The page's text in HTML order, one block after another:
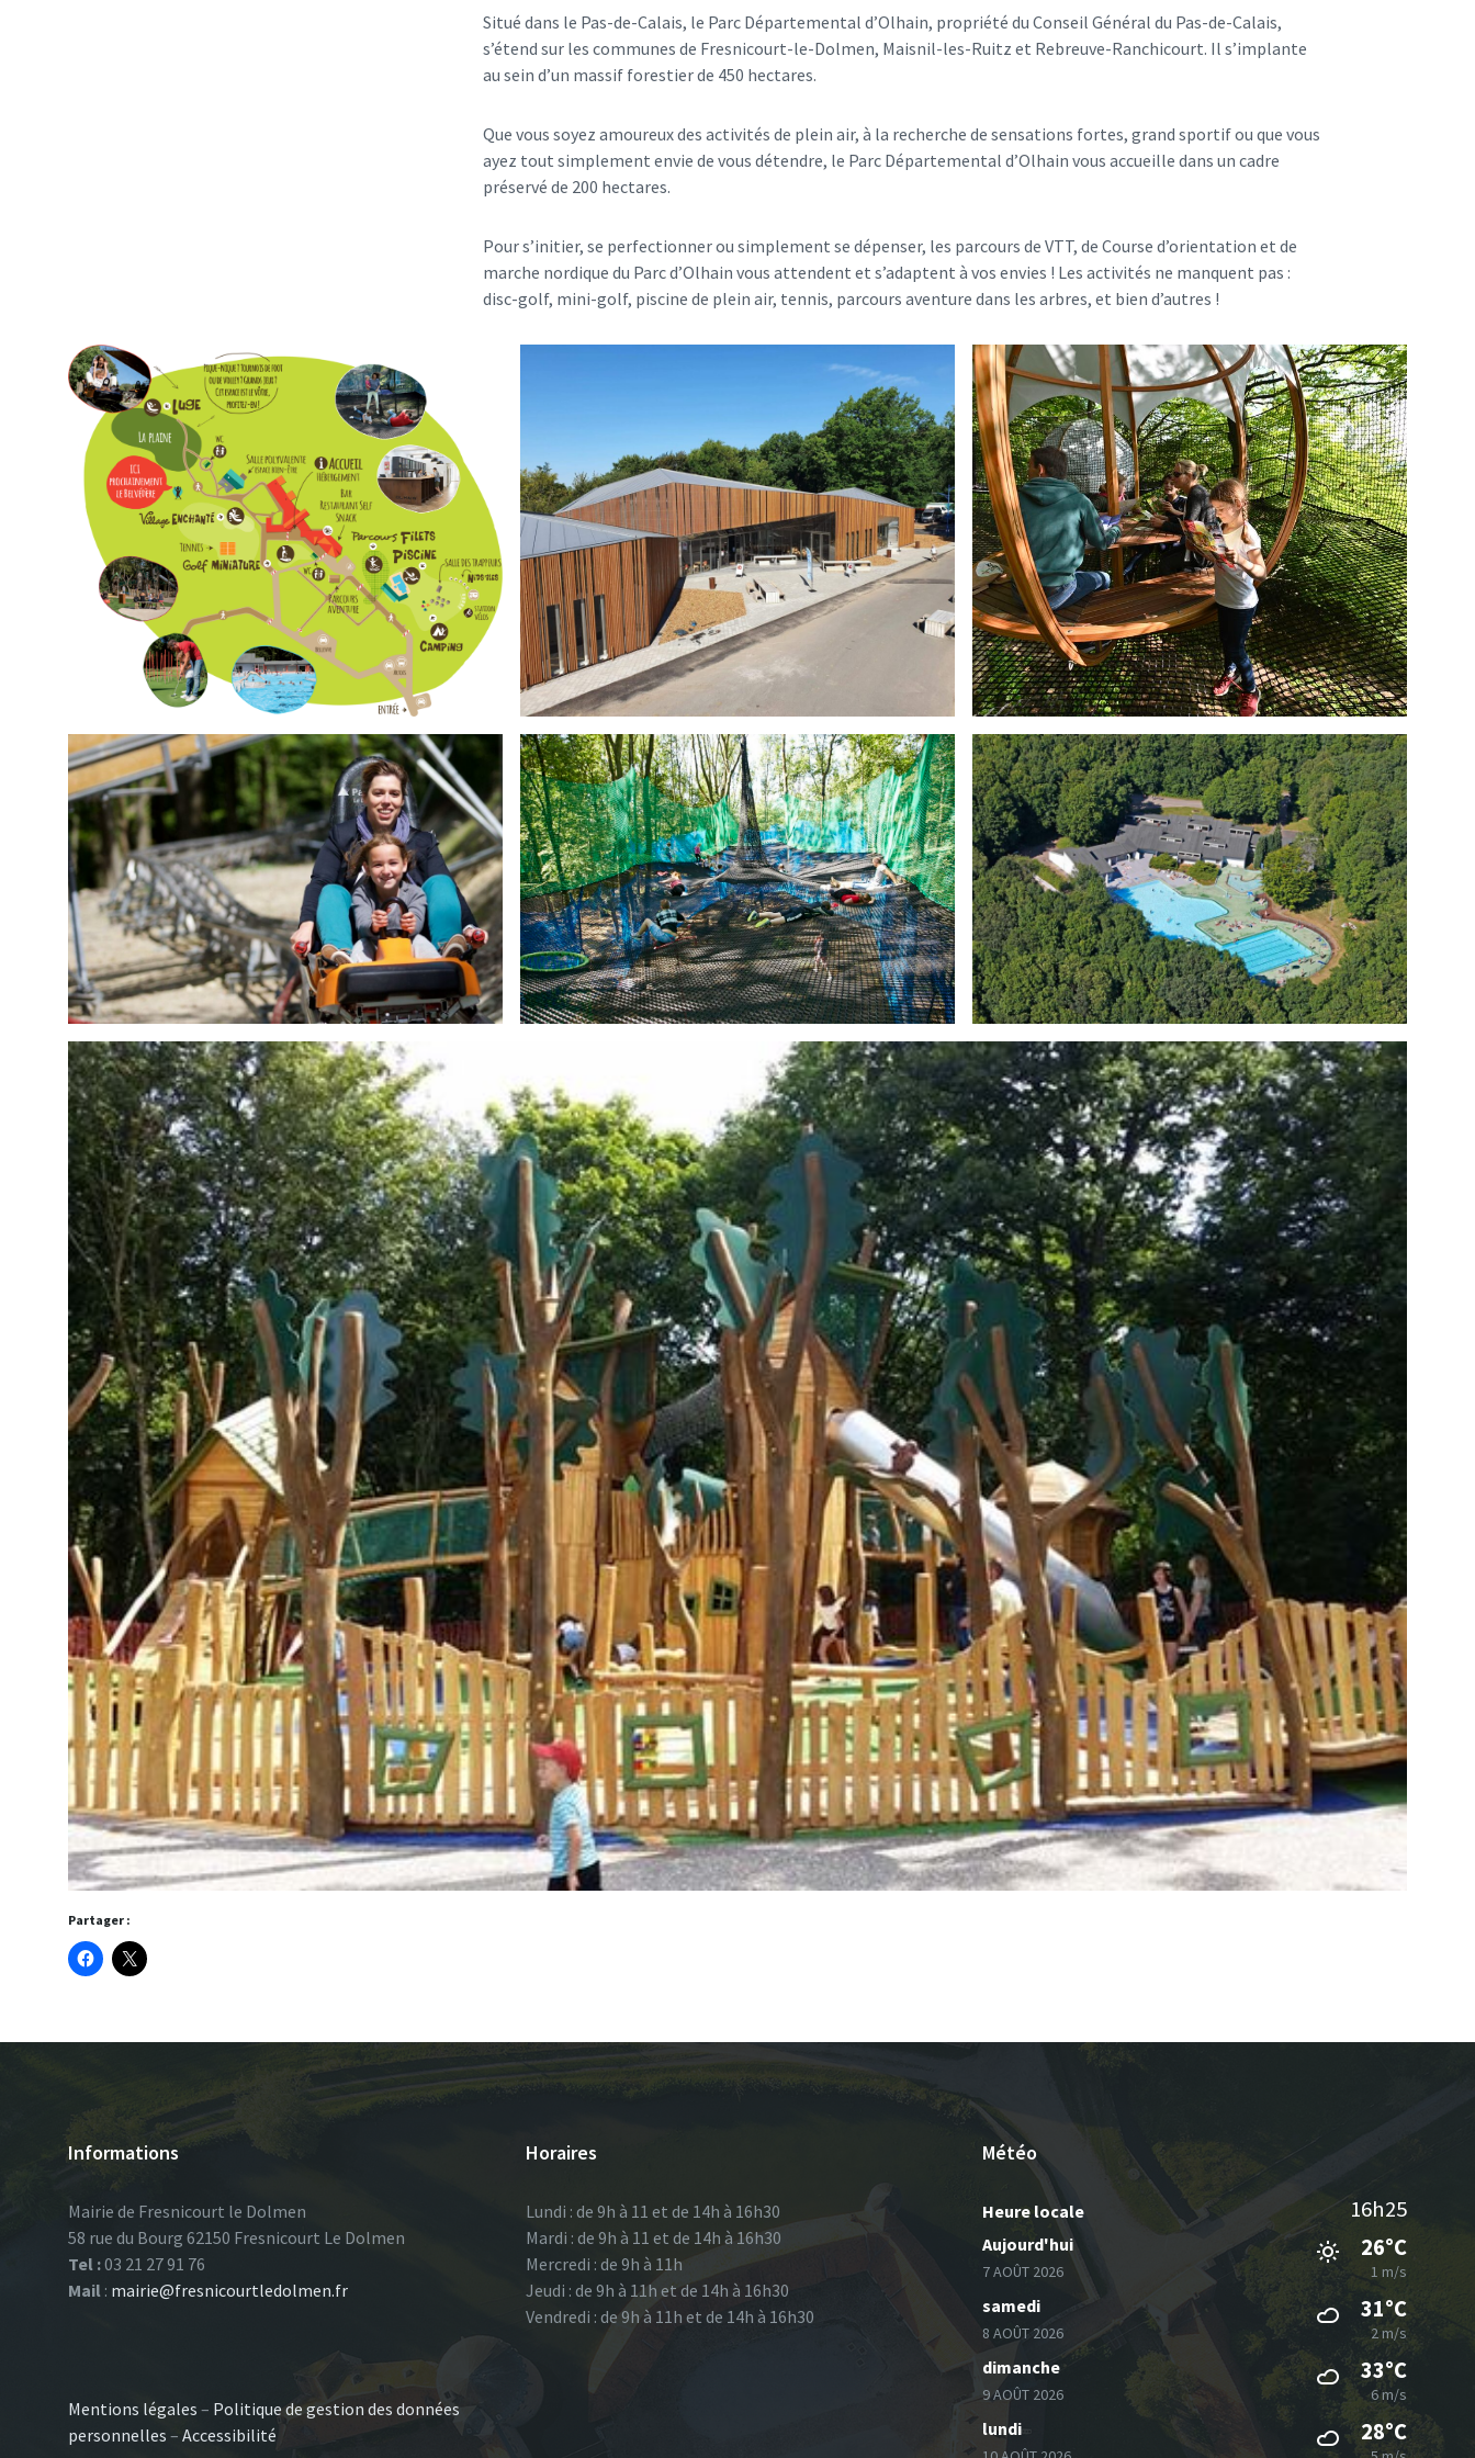
Situé dans le Pas-de-Calais, le Parc Départemental d’Olhain, propriété du Conseil Général du Pas-de-Calais,
s’étend sur les communes de Fresnicourt-le-Dolmen, Maisnil-les-Ruitz et Rebreuve-Ranchicourt. Il s’implante
au sein d’un massif forestier de 450 hectares.
Que vous soyez amoureux des activités de plein air, à la recherche de sensations fortes, grand sportif ou que vous
ayez tout simplement envie de vous détendre, le Parc Départemental d’Olhain vous accueille dans un cadre
préservé de 200 hectares.
Pour s’initier, se perfectionner ou simplement se dépenser, les parcours de VTT, de Course d’orientation et de
marche nordique du Parc d’Olhain vous attendent et s’adaptent à vos envies ! Les activités ne manquent pas :
disc-golf, mini-golf, piscine de plein air, tennis, parcours aventure dans les arbres, et bien d’autres !
Partager :
Informations
Mairie de Fresnicourt le Dolmen
58 rue du Bourg 62150 Fresnicourt Le Dolmen
Tel :03 21 27 91 76
Mail : mairie@fresnicourtledolmen.fr
Mentions légales – Politique de gestion des données
personnelles – Accessibilité
Horaires
Lundi : de 9h à 11 et de 14h à 16h30
Mardi : de 9h à 11 et de 14h à 16h30
Mercredi : de 9h à 11h
Jeudi : de 9h à 11h et de 14h à 16h30
Vendredi : de 9h à 11h et de 14h à 16h30
Météo
Heure locale 16h25
Aujourd'hui
7 AOÛT 2026
26°C
1 m/s
samedi
8 AOÛT 2026
31°C
2 m/s
dimanche
9 AOÛT 2026
33°C
6 m/s
lundi 28°C